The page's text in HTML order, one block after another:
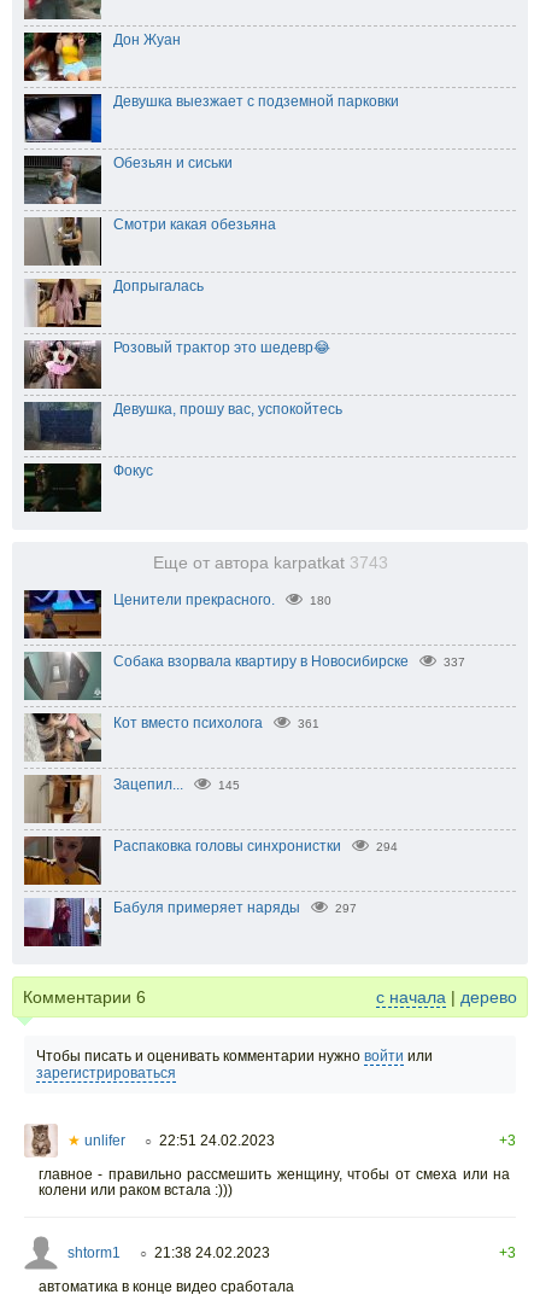
Дон Жуан
Девушка выезжает с подземной парковки
Обезьян и сиськи
Смотри какая обезьяна
Допрыгалась
Розовый трактор это шедевр😂
Девушка, прошу вас, успокойтесь
Фокус
Еще от автора karpatkat 3743
Ценители прекрасного. 180
Собака взорвала квартиру в Новосибирске 337
Кот вместо психолога 361
Зацепил... 145
Распаковка головы синхронистки 294
Бабуля примеряет наряды 297
Комментарии 6 с начала | дерево
Чтобы писать и оценивать комментарии нужно войти или
зарегистрироваться
★ unlifer ○ 22:51 24.02.2023
+3
главное - правильно рассмешить женщину, чтобы от смеха или на
колени или раком встала :)))
shtorm1 ○ 21:38 24.02.2023
+3
автоматика в конце видео сработала